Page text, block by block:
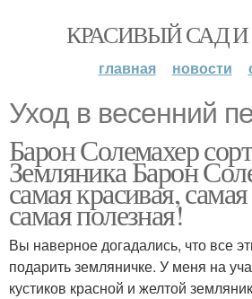
КРАСИВЫЙ САД
главная новости
Уход в весенний
Барон Солемахер
Земляника Барон
самая красивая,
самая полезная!
Вы наверное догадались, что все
подарить земляничке. У меня на
кустиков красной и желтой